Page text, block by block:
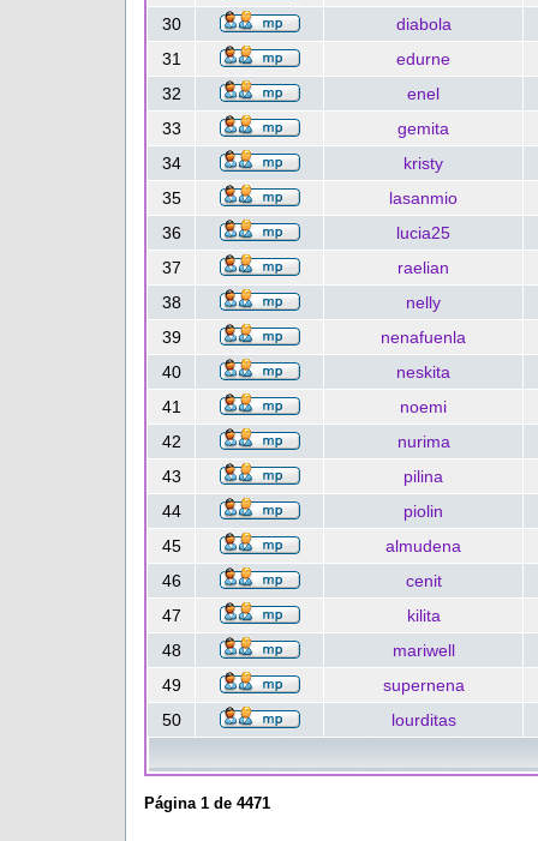
30
diabola
31
edurne
32
enel
33
gemita
34
kristy
35
lasanmio
36
lucia25
37
raelian
38
nelly
39
nenafuenla
40
neskita
41
noemi
42
nurima
43
pilina
44
piolin
45
almudena
46
cenit
47
kilita
48
mariwell
49
supernena
50
lourditas
Página 1 de 4471